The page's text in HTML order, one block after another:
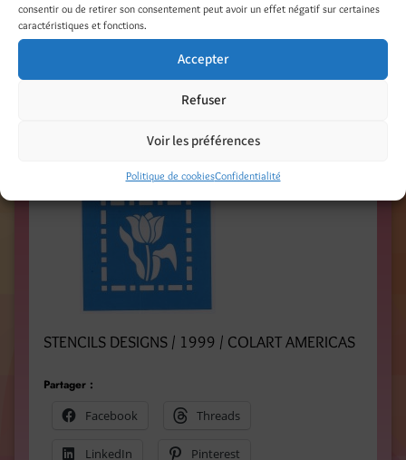
consentir ou de retirer son consentement peut avoir un effet négatif sur certaines
caractéristiques et fonctions.
Accepter
Refuser
Voir les préférences
Politique de cookiesConfidentialité
STENCILS DESIGNS / 1999 / COLART AMERICAS
Partager :
Facebook
Threads
LinkedIn Pinterest